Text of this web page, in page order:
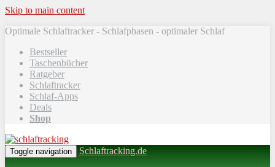
Skip to main content
Optimale Schlaftracker - Schlafphasen - optimaler Schlaf
Bestseller
Taschenbücher
Ratgeber
Schlaftracker
Schlaf-Apps
Deals
Shop
Toggle navigation Schlaftracking.de